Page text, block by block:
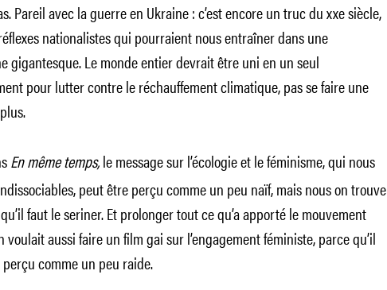
Pareil avec la guerre en Ukraine : c’est encore un truc du xxe siècle,
nationalistes qui pourraient nous entraîner dans une
gigantesque. Le monde entier devrait être uni en un seul
pour lutter contre le réchauffement climatique, pas se faire une
En même temps,le message sur l’écologie et le féminisme, qui nous
peut être perçu comme un peu naïf, mais nous on trouve
faut le seriner. Et prolonger tout ce qu’a apporté le mouvement
voulait aussi faire un film gai sur l’engagement féministe, parce qu’il
comme un peu raide.